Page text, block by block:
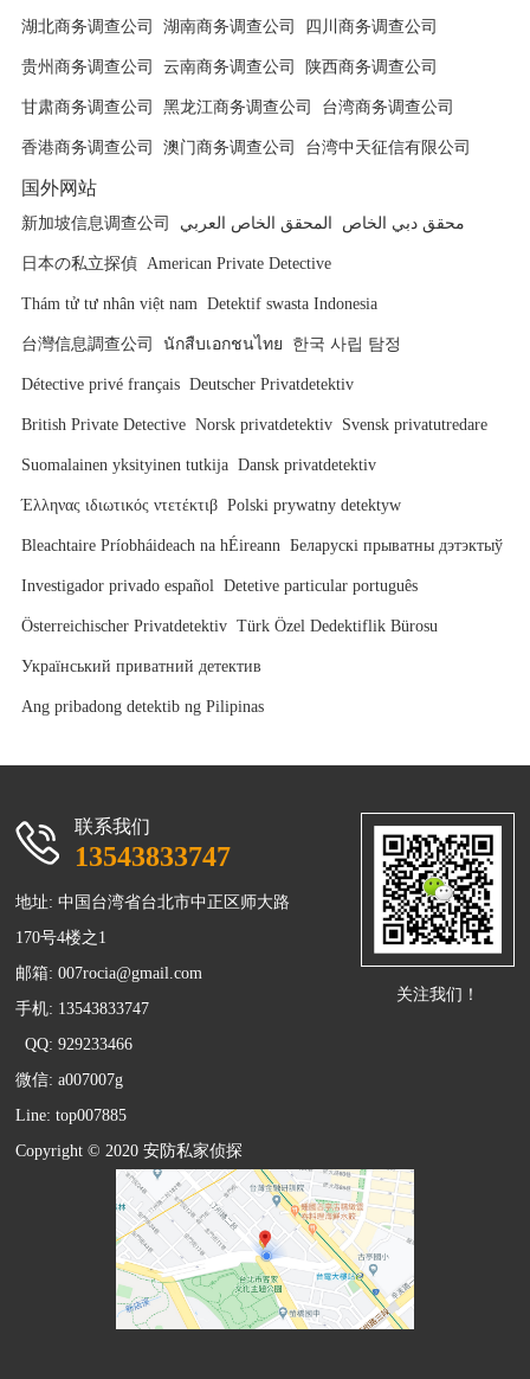
湖北商务调查公司 湖南商务调查公司 四川商务调查公司
贵州商务调查公司 云南商务调查公司 陕西商务调查公司
甘肃商务调查公司 黑龙江商务调查公司 台湾商务调查公司
香港商务调查公司 澳门商务调查公司 台湾中天征信有限公司
国外网站
新加坡信息调查公司 المحقق الخاص العربي محقق دبي الخاص
日本の私立探偵 American Private Detective
Thám tử tư nhân việt nam Detektif swasta Indonesia
台灣信息調查公司 นักสืบเอกชนไทย 한국 사립 탐정
Détective privé français Deutscher Privatdetektiv
British Private Detective Norsk privatdetektiv Svensk privatutredare
Suomalainen yksityinen tutkija Dansk privatdetektiv
Έλληνας ιδιωτικός ντετέκτιβ Polski prywatny detektyw
Bleachtaire Príobháideach na hÉireann Беларускі прыватны дэтэктыў
Investigador privado español Detetive particular português
Österreichischer Privatdetektiv Türk Özel Dedektiflik Bürosu
Український приватний детектив
Ang pribadong detektib ng Pilipinas
联系我们
13543833747
地址: 中国台湾省台北市中正区师大路
170号4楼之1
邮箱:007rocia@gmail.com
手机: 13543833747
QQ: 929233466
微信: a007007g
Line: top007885
Copyright © 2020 安防私家侦探
关注我们！